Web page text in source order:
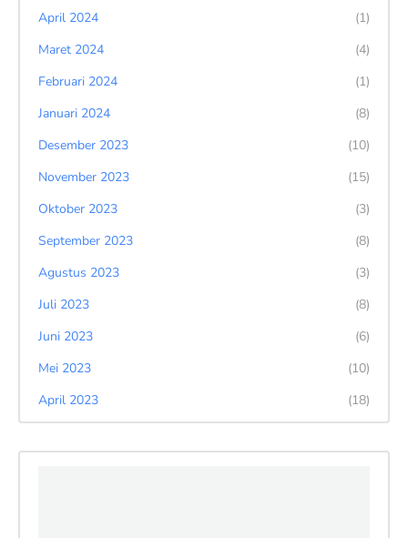
April 2024
(1)
Maret 2024
(4)
Februari 2024
(1)
Januari 2024
(8)
Desember 2023
(10)
November 2023
(15)
Oktober 2023
(3)
September 2023
(8)
Agustus 2023
(3)
Juli 2023
(8)
Juni 2023
(6)
Mei 2023
(10)
April 2023
(18)